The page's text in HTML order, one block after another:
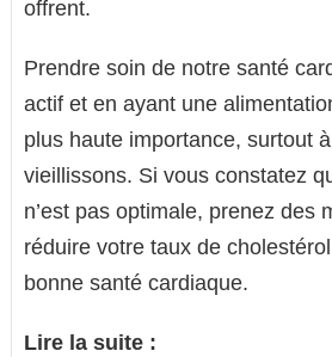
offrent.
Prendre soin de notre santé
actif et en ayant une
plus haute importance, surtout
vieillissons. Si vous constatez
n’est pas optimale, prenez des
réduire votre taux de
bonne santé cardiaque.
Lire la suite :